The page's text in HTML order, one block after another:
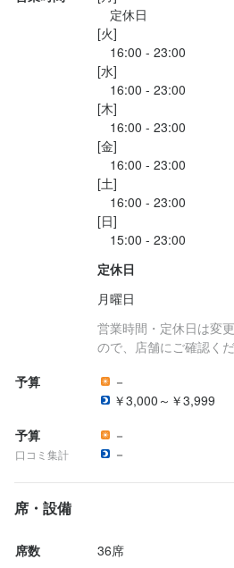
定休日
[火]
16:00 - 23:00
[水]
16:00 - 23:00
[木]
16:00 - 23:00
[金]
16:00 - 23:00
[土]
16:00 - 23:00
[日]
定休日
月曜日
営業時間・定休日は変
ので、店舗にご確認くだ
予算
－
￥3,000～￥3,999
予算
口コミ集計
－
－
席・設備
席数 36席